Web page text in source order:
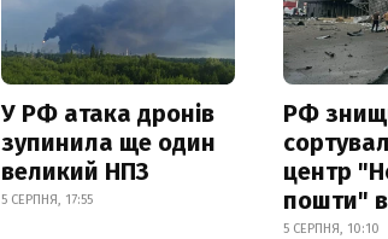
У РФ атака дронів
зупинила ще один
великий НПЗ
5 СЕРПНЯ, 17:55
РФ
центр
пошти" в
5 СЕРПНЯ, 10:10